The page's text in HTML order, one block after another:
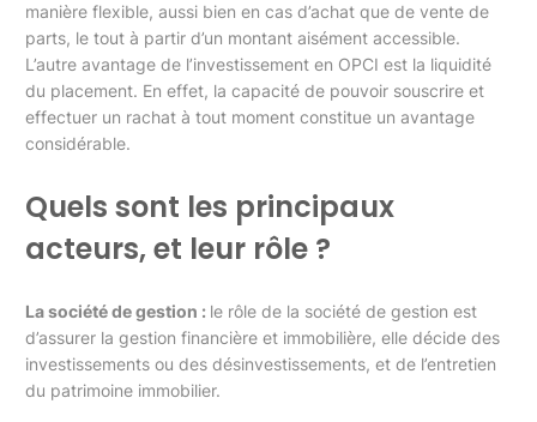
manière flexible, aussi bien en cas d’achat que de vente de
parts, le tout à partir d’un montant aisément accessible.
L’autre avantage de l’investissement en OPCI est la liquidité
du placement. En effet, la capacité de pouvoir souscrire et
effectuer un rachat à tout moment constitue un avantage
considérable.
Quels sont les principaux
acteurs, et leur rôle ?
La société de gestion : le rôle de la société de gestion est
d’assurer la gestion financière et immobilière, elle décide des
investissements ou des désinvestissements, et de l’entretien
du patrimoine immobilier.